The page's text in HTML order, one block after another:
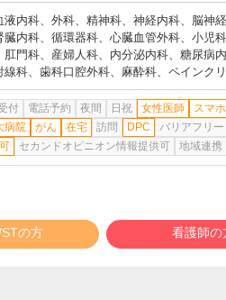
液内科、 外科、 精神科、 神経内科、 脳神
臓内科、 循環器科、 心臓血管外科、 小児科
肛門科、 産婦人科、 内分泌内科、 糖尿病
線科、 歯科口腔外科、 麻酔科、 ペインク
付 電話予約 夜間 日祝 女性医師 スマ
病院 がん 在宅 訪問 DPC バリアフリー
セカンドオピニオン情報提供可 地域連携
の方 看護師の